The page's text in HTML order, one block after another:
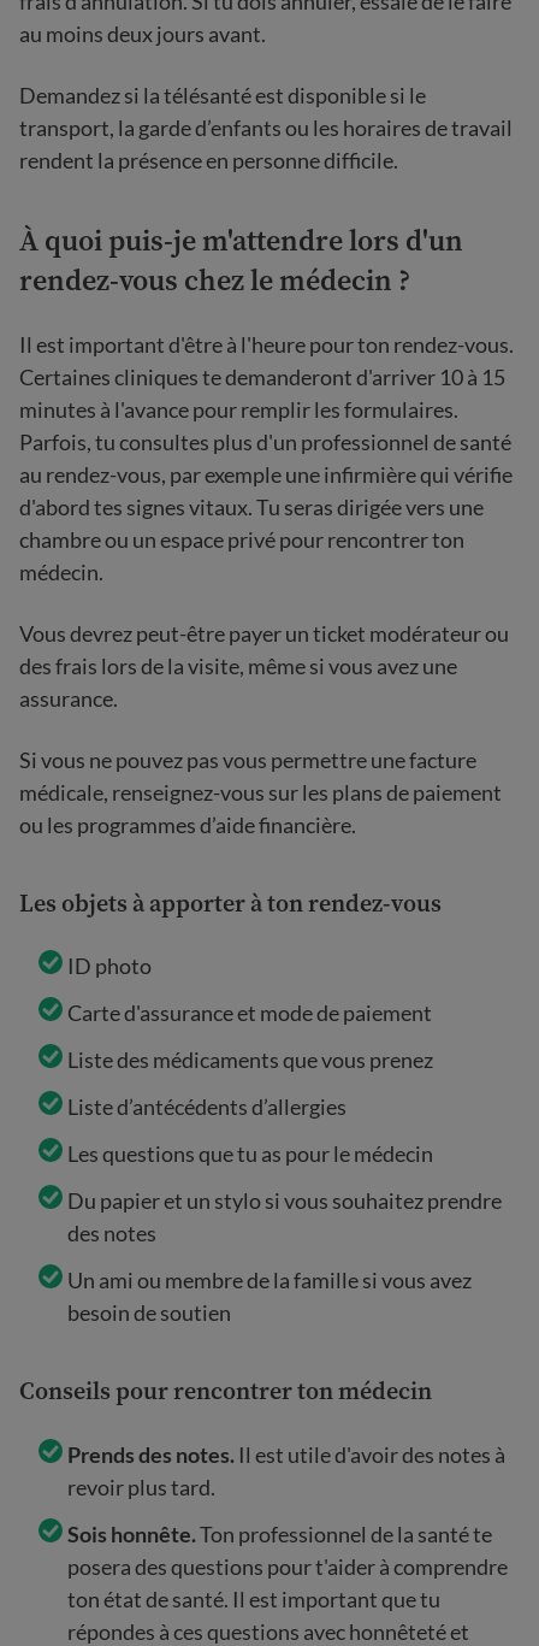
au moins deux jours avant.
Demandez si la télésanté est disponible si le
transport, la garde d’enfants ou les horaires de travail
rendent la présence en personne difficile.
À quoi puis-je m'attendre lors d'un
rendez-vous chez le médecin ?
Il est important d'être à l'heure pour ton rendez-vous.
Certaines cliniques te demanderont d'arriver 10 à 15
minutes à l'avance pour remplir les formulaires.
Parfois, tu consultes plus d'un professionnel de santé
au rendez-vous, par exemple une infirmière qui vérifie
d'abord tes signes vitaux. Tu seras dirigée vers une
chambre ou un espace privé pour rencontrer ton
médecin.
Vous devrez peut-être payer un ticket modérateur ou
des frais lors de la visite, même si vous avez une
assurance.
Si vous ne pouvez pas vous permettre une facture
médicale, renseignez-vous sur les plans de paiement
ou les programmes d’aide financière.
Les objets à apporter à ton rendez-vous
ID photo
Carte d'assurance et mode de paiement
Liste des médicaments que vous prenez
Liste d’antécédents d’allergies
Les questions que tu as pour le médecin
Du papier et un stylo si vous souhaitez prendre
des notes
Un ami ou membre de la famille si vous avez
besoin de soutien
Conseils pour rencontrer ton médecin
Prends des notes. Il est utile d'avoir des notes à
revoir plus tard.
Sois honnête.Ton professionnel de la santé te
posera des questions pour t'aider à comprendre
ton état de santé. Il est important que tu
répondes à ces questions avec honnêteté et